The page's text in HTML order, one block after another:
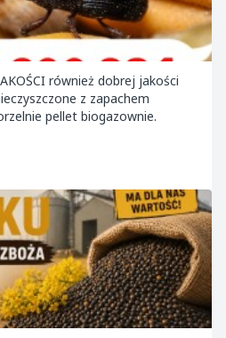
jakości
z zapachem
pellet biogazownie.